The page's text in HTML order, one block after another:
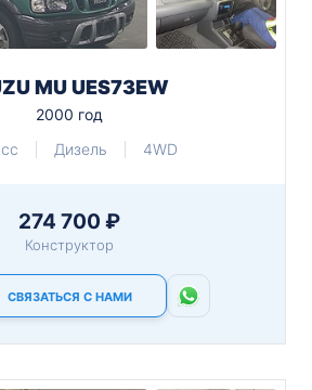
MU UES73EW
2000 год
Дизель 4WD
274 700 ₽
Конструктор
СВЯЗАТЬСЯ С НАМИ